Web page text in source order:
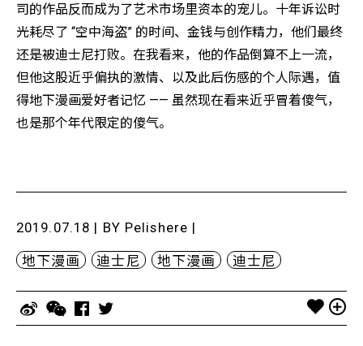
司的作品反而成为了艺术市场里资本的宠儿。十年诉讼时
光耗尽了 “空中海盗” 的时间、金钱与创作精力，他们最终
还是被迪士尼打败。在我看来，他的作品倒算不上一流，
但他这股近乎偏执的激情、以及此后伤感的个人际遇，值
得地下漫画爱好者记忆 —— 虽然现在看来近乎冒着傻气，
也是那个年代限定的傻气。
2019.07.18 | BY Pelishere |
地下漫画 迪士尼 地下漫画 迪士尼